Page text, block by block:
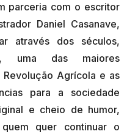
parceria com o escritor
Daniel Casanave,
através dos séculos,
uma das maiores
Agrícola e as
para a sociedade
e cheio de humor,
quer continuar o